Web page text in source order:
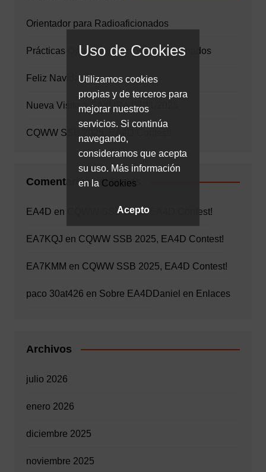
Orientador para Radioaficionados
Prácticas Operativas para Radioaficionados
Feliz Navidad
Nueva Visita a EA4URA 06/11/2025
CQWW SSB 2025, EA4D Contest!
Comentarios recientes
EA4D en CQWW SSB 2025, EA4D Contest!
EA7KQJ en CQWW SSB 2025, EA4D Contest!
EA7KMM en CQWW SSB 2025, EA4D Contest!
paco 30at426 en Sobre EA4D Daniel en Enlaces
Archivos
julio 2026
enero 2026
diciembre 2025
noviembre 2025
Uso de Cookies
Utilizamos cookies
propias y de terceros para
mejorar nuestros
servicios. Si continúa
navegando,
consideramos que acepta
su uso. Más información
en la Cookies
Acepto